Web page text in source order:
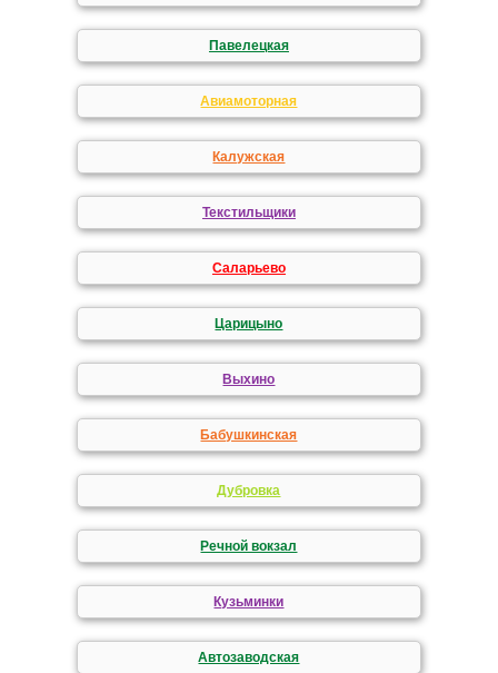
Павелецкая
Авиамоторная
Калужская
Текстильщики
Саларьево
Царицыно
Выхино
Бабушкинская
Дубровка
Речной вокзал
Кузьминки
Автозаводская